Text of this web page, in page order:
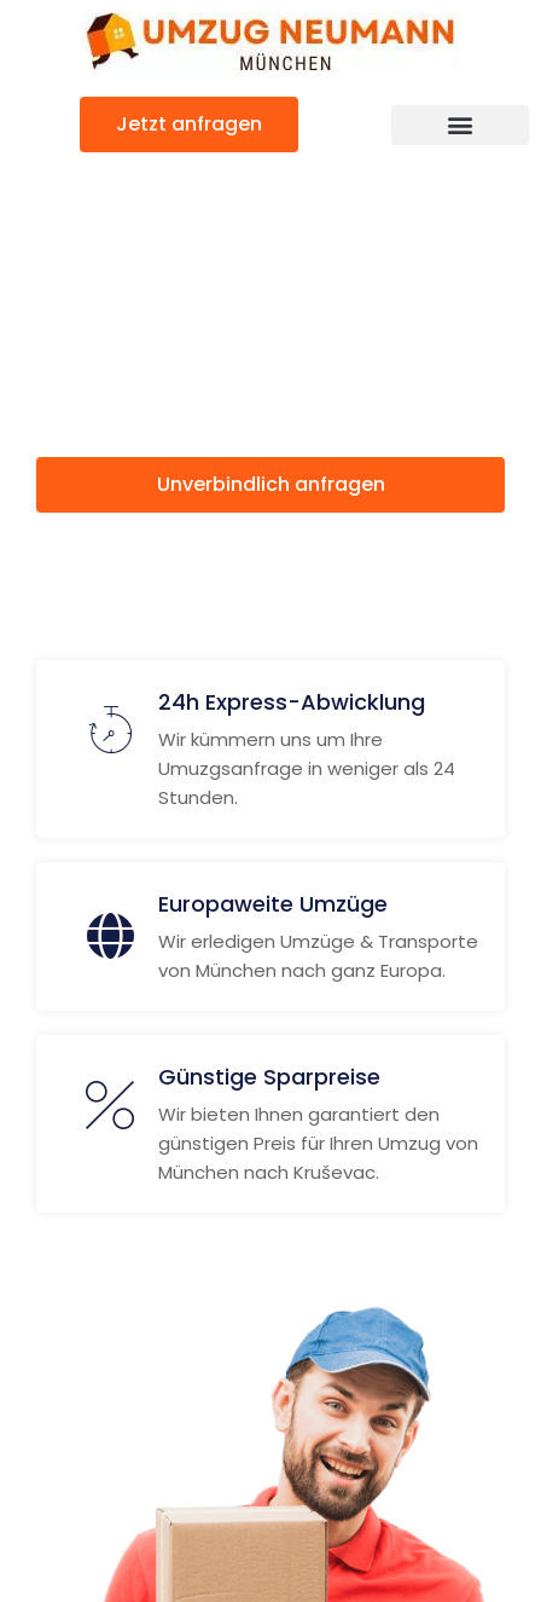
Jetzt anfragen
Unverbindlich anfragen
24h Express-Abwicklung
Wir kümmern uns um Ihre
Umuzgsanfrage in weniger als 24
Stunden.
Europaweite Umzüge
Wir erledigen Umzüge & Transporte
von München nach ganz Europa.
Günstige Sparpreise
Wir bieten Ihnen garantiert den
günstigen Preis für Ihren Umzug von
München nach Kruševac.